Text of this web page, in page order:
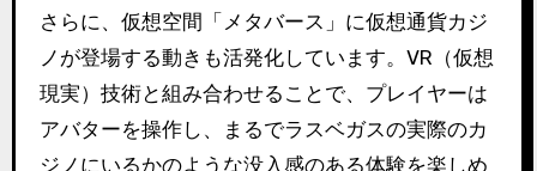
さらに、仮想空間「メタバース」に仮想通貨カジ
ノが登場する動きも活発化しています。VR（仮想
現実）技術と組み合わせることで、プレイヤーは
アバターを操作し、まるでラスベガスの実際のカ
ジノにいるかのような没入感のある体験を楽しめ